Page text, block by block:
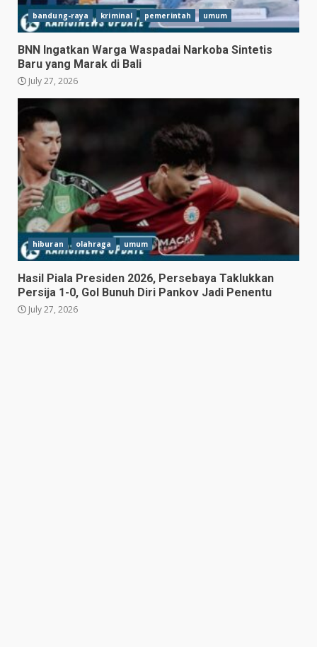
bandung-raya kriminal pemerintah umum
BNN Ingatkan Warga Waspadai Narkoba Sintetis
Baru yang Marak di Bali
July 27, 2026
hiburan olahraga umum
Hasil Piala Presiden 2026, Persebaya Taklukkan
Persija 1-0, Gol Bunuh Diri Pankov Jadi Penentu
July 27, 2026